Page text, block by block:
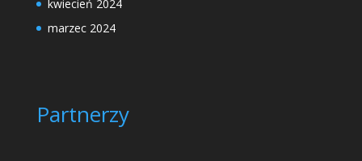
kwiecień 2024
marzec 2024
Partnerzy